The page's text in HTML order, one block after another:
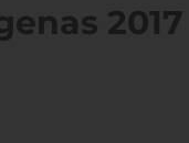
2017